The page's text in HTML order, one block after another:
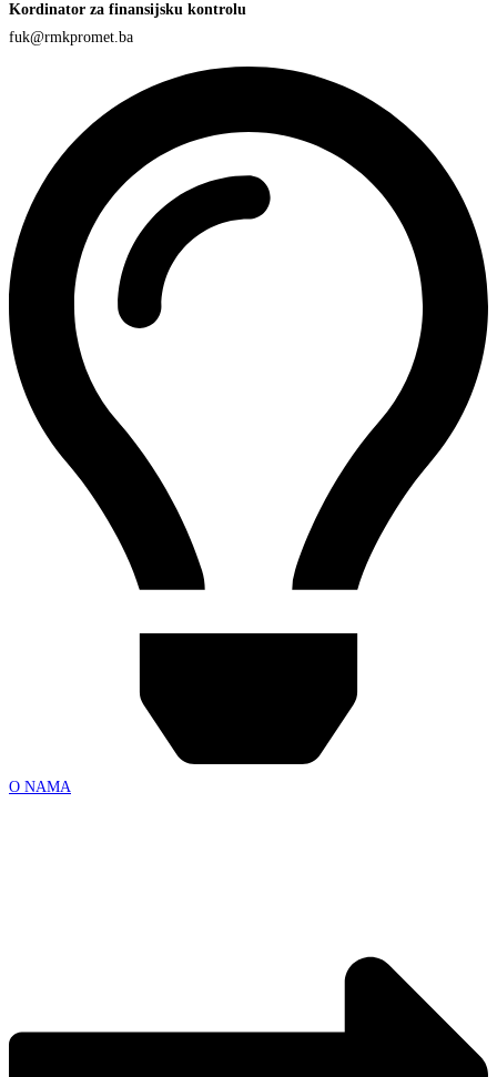
Kordinator za finansijsku kontrolu
fuk@rmkpromet.ba
O NAMA